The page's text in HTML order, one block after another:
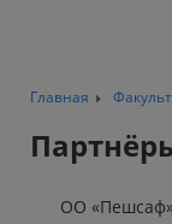
Главная
ОО «Пешсаф»